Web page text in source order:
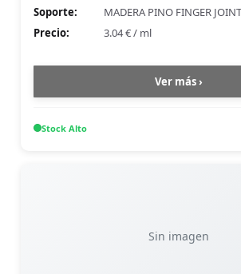
Soporte:
MADERA PINO FINGER JOINT
Precio:
3.04 €/ ml
Ver más ›
StockAlto
Sin imagen